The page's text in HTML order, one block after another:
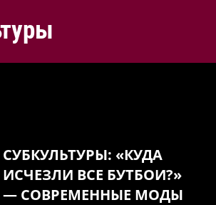
СУБКУЛЬТУРЫ: «КУДА
ИСЧЕЗЛИ ВСЕ БУТБОИ?»
— СОВРЕМЕННЫЕ МОДЫ